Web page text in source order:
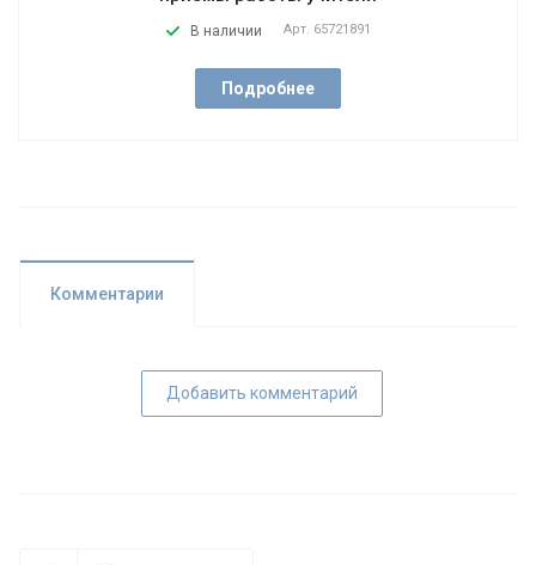
В наличии Арт. 65721891
Подробнее
Комментарии
Добавить комментарий